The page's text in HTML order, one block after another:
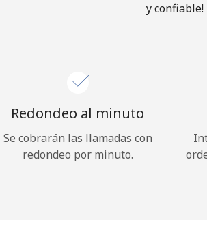
¡Hola!
y confiable!
Redondeo al minuto
Se cobrarán las llamadas con
redondeo por minuto.